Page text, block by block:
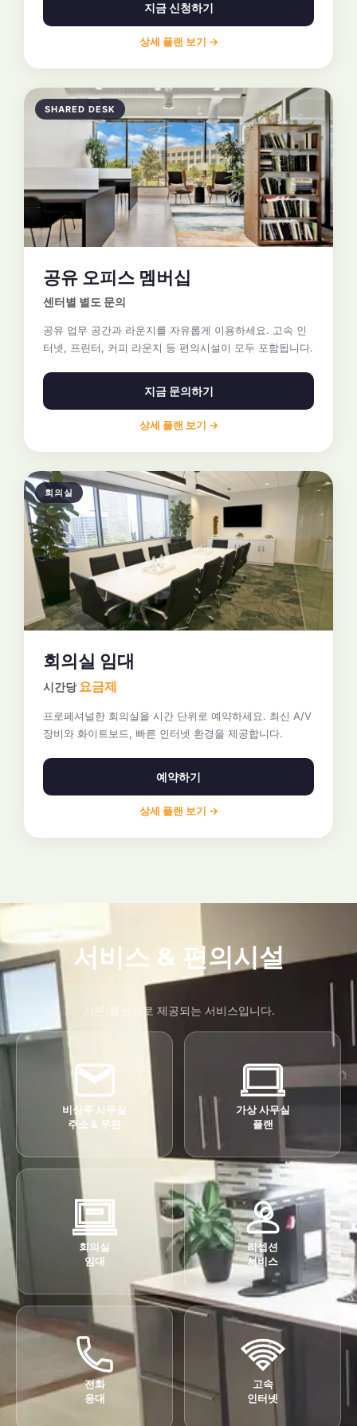
지금 신청하기
상세 플랜 보기 →
SHARED DESK
공유 오피스 멤버십
센터별 별도 문의
공유 업무 공간과 라운지를 자유롭게 이용하세요. 고속 인
터넷, 프린터, 커피 라운지 등 편의시설이 모두 포함됩니다.
지금 문의하기
상세 플랜 보기 →
회의실
회의실 임대
시간당요금제
프로페셔널한 회의실을 시간 단위로 예약하세요. 최신 A/V
장비와 화이트보드, 빠른 인터넷 환경을 제공합니다.
예약하기
상세 플랜 보기 →
서비스 & 편의시설
기본/옵션으로 제공되는 서비스입니다.
비상주 사무실
주소 & 우편
가상 사무실
플랜
회의실
임대
리셉션
서비스
전화
응대
고속
인터넷